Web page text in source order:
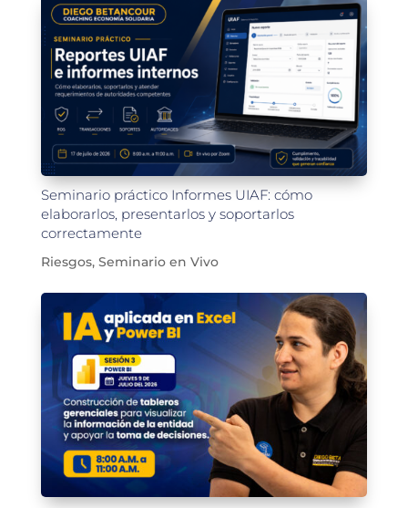
Seminario práctico Informes UIAF: cómo
elaborarlos, presentarlos y soportarlos
correctamente
Riesgos, Seminario en Vivo